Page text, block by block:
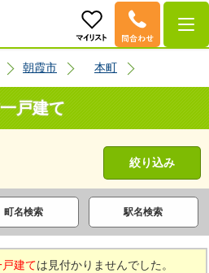
朝霞市 本町
戸建て
絞り込み
町名検索 駅名検索
建ては見付かりませんでした。